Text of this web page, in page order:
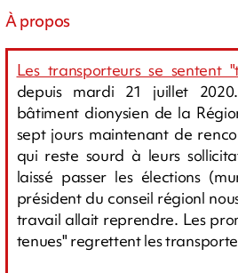
À propos
Les transporteurs se sentent
depuis mardi 21 juillet
bâtiment dionysien de la
sept jours maintenant de
qui reste sourd à leurs
laissé passer les élections
président du conseil régionl
travail allait reprendre. Les
tenues" regrettent les